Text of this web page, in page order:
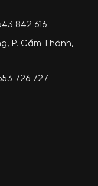
842 616
P. Cẩm Thành,
726 727